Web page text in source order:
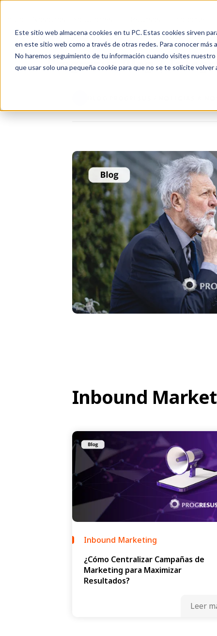
Este sitio web almacena cookies en tu PC. Estas cookies sirven
en este sitio web como a través de otras redes. Para conocer
No haremos seguimiento de tu información cuando visites
que usar solo una pequeña cookie para que no se te solicite
Progresus Blog |
Inbound
Inbound Marketing
¿Cómo Centralizar Campañas de
Marketing para Maximizar
Resultados?
Leer